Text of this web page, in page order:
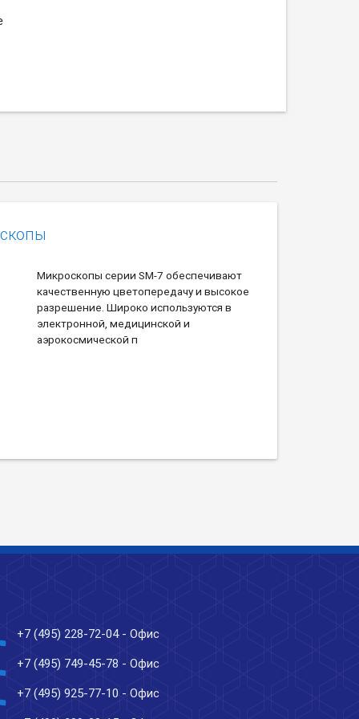
Микроскопы серии SM-7 обеспечивают
качественную цветопередачу и высокое
разрешение. Широко используются в
электронной, медицинской и
аэрокосмической п
+7 (495) 228-72-04- Офис
+7 (495) 749-45-78 - Офис
+7 (495) 925-77-10 - Офис